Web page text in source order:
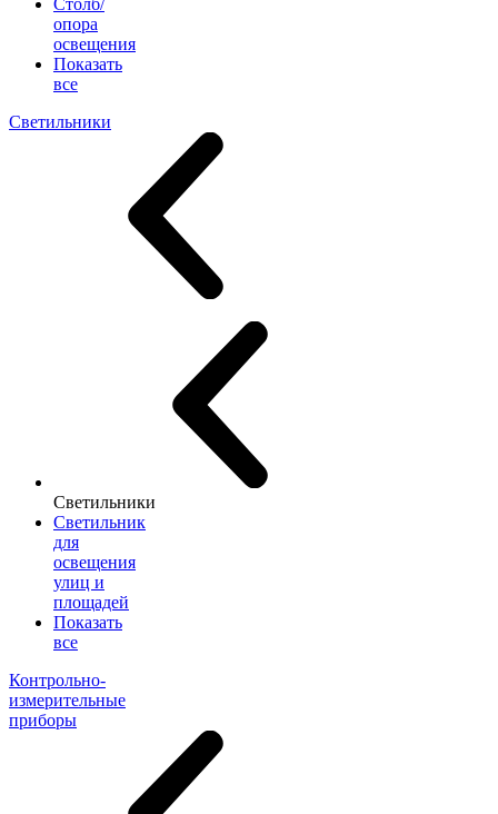
Столб/
опора
освещения
Показать
все
Светильники
Светильники
Светильник
для
освещения
улиц и
площадей
Показать
все
Контрольно-
измерительные
приборы